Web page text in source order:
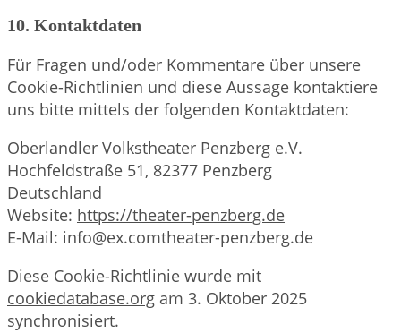
10. Kontaktdaten
Für Fragen und/oder Kommentare über unsere
Cookie-Richtlinien und diese Aussage kontaktiere
uns bitte mittels der folgenden Kontaktdaten:
Oberlandler Volkstheater Penzberg e.V.
Hochfeldstraße 51, 82377 Penzberg
Deutschland
Website: https://theater-penzberg.de
E-Mail: info@ex.comtheater-penzberg.de
Diese Cookie-Richtlinie wurde mit
cookiedatabase.org am 3. Oktober 2025
synchronisiert.